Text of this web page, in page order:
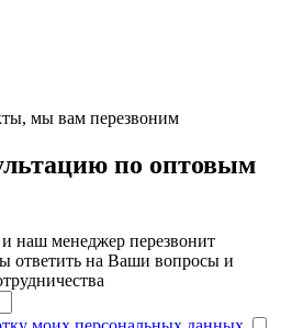
мы вам перезвоним
по оптовым
наш менеджер перезвонит
ответить на Ваши вопросы и